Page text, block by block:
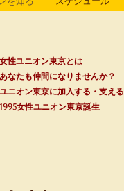
女性ユニオン東京とは
あなたも仲間になりませんか？
ユニオン東京に加入する・支える
1995女性ユニオン東京誕生